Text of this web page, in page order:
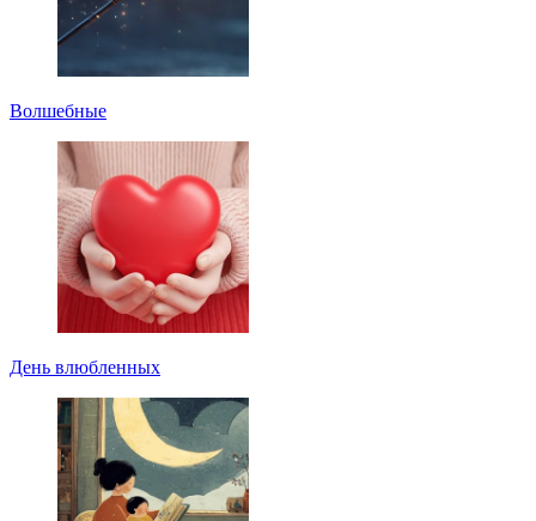
Волшебные
День влюбленных